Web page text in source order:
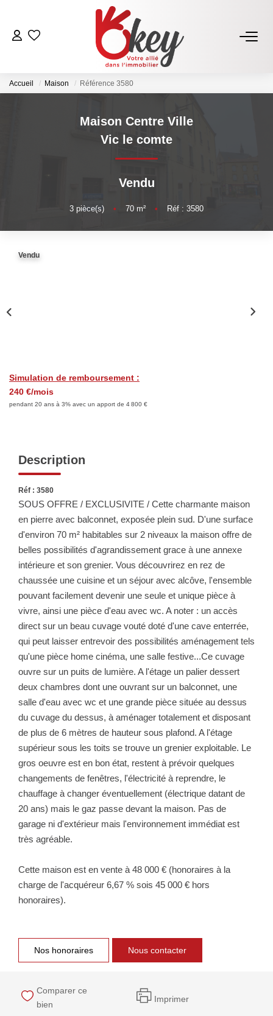
ACHETER
Estimer Mon Bien
SYNDIC
NOTRE GROUPE
Nos Agences
Notre Équipe
Nos Partenaires
Nous Rejoindre
Nos Actualités Immo
ESPACE CLIENT
Espace Client Saint-Flour (VDS Immobilier)
Espace Client Aurillac (AGI)
Espace Dossier Location
Accueil Maison Référence 3580
Maison Centre Ville
Vic le comte
Vendu
3 pièce(s) • 70 m² • Réf : 3580
Vendu
Simulation de remboursement :
240 €/mois
pendant 20 ans à 3% avec un apport de 4 800 €
Description
Réf : 3580
SOUS OFFRE / EXCLUSIVITE / Cette charmante maison
en pierre avec balconnet, exposée plein sud. D'une surface
d'environ 70 m² habitables sur 2 niveaux la maison offre de
belles possibilités d'agrandissement grace à une annexe
intérieure et son grenier. Vous découvrirez en rez de
chaussée une cuisine et un séjour avec alcôve, l'ensemble
pouvant facilement devenir une seule et unique pièce à
vivre, ainsi une pièce d'eau avec wc. A noter : un accès
direct sur un beau cuvage vouté doté d'une cave enterrée,
qui peut laisser entrevoir des possibilités aménagement tels
qu'une pièce home cinéma, une salle festive...Ce cuvage
ouvre sur un puits de lumière. A l'étage un palier dessert
deux chambres dont une ouvrant sur un balconnet, une
salle d'eau avec wc et une grande pièce située au dessus
du cuvage du dessus, à aménager totalement et disposant
de plus de 6 mètres de hauteur sous plafond. A l'étage
supérieur sous les toits se trouve un grenier exploitable. Le
gros oeuvre est en bon état, restent à prévoir quelques
changements de fenêtres, l'électricité à reprendre, le
chauffage à changer éventuellement (électrique datant de
20 ans) mais le gaz passe devant la maison. Pas de
garage ni d'extérieur mais l'environnement immédiat est
très agréable.
Cette maison est en vente à 48 000 € (honoraires à la
charge de l'acquéreur 6,67 % sois 45 000 € hors
honoraires).
Nos honoraires Nous contacter
Comparer ce
bien
Imprimer